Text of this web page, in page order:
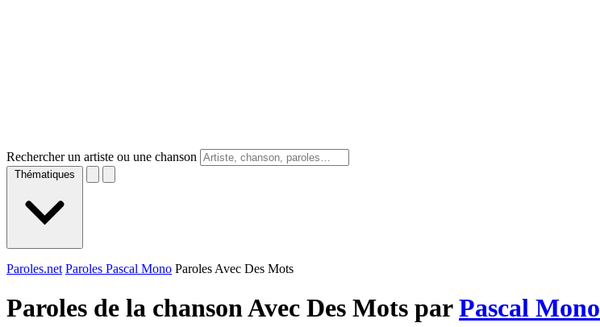
Rechercher un artiste ou une chanson
Thématiques
Paroles.net Paroles Pascal Mono Paroles Avec Des Mots
Paroles de la chanson Avec Des Mots parPascal Mono